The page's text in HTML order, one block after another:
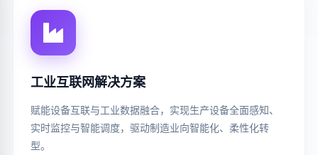
工业互联网解决方案
赋能设备互联与工业数据融合，实现生产设备全面感知、
实时监控与智能调度，驱动制造业向智能化、柔性化转
型。